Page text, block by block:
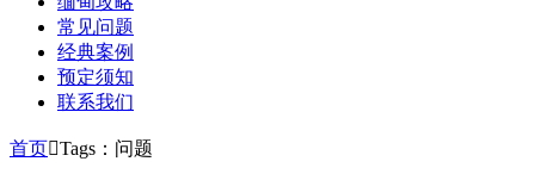
常见问题
经典案例
预定须知
联系我们
首页Tags：问题